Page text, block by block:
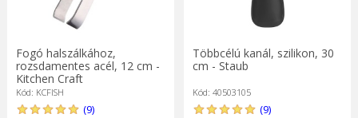
Fogó halszálkához,
rozsdamentes acél, 12 cm -
Kitchen Craft
Kód: KCFISH
(9)
Többcélú kanál, szilikon, 30
cm - Staub
Kód: 40503105
(9)